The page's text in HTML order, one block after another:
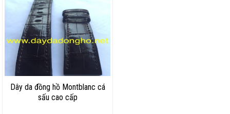
Dây da đồng hồ Montblanc cá
sấu cao cấp